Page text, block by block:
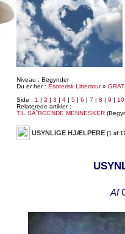
Niveau : Begynder
Du er her : Esoterisk Litteratur»
Side : 1 | 2 | 3 | 4 | 5 | 6 | 7 | 8 | 9 | 10
Relaterede artikler :
TIL SÃ˜RGENDE MENNESKER
USYNLIGE HJÆLPERE (1 af
Af